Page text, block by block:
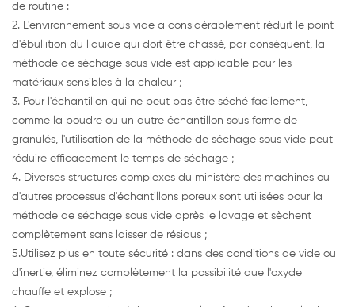
de routine :
2. L'environnement sous vide a considérablement réduit le point
d'ébullition du liquide qui doit être chassé, par conséquent, la
méthode de séchage sous vide est applicable pour les
matériaux sensibles à la chaleur ;
3. Pour l'échantillon qui ne peut pas être séché facilement,
comme la poudre ou un autre échantillon sous forme de
granulés, l'utilisation de la méthode de séchage sous vide peut
réduire efficacement le temps de séchage ;
4. Diverses structures complexes du ministère des machines ou
d'autres processus d'échantillons poreux sont utilisées pour la
méthode de séchage sous vide après le lavage et sèchent
complètement sans laisser de résidus ;
5.Utilisez plus en toute sécurité : dans des conditions de vide ou
d'inertie, éliminez complètement la possibilité que l'oxyde
chauffe et explose ;